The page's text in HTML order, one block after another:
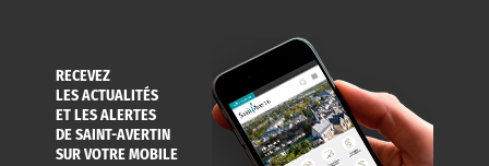
RECEVEZ
LES ACTUALITÉS
ET LES ALERTES
DE SAINT-AVERTIN
SUR VOTRE MOBILE